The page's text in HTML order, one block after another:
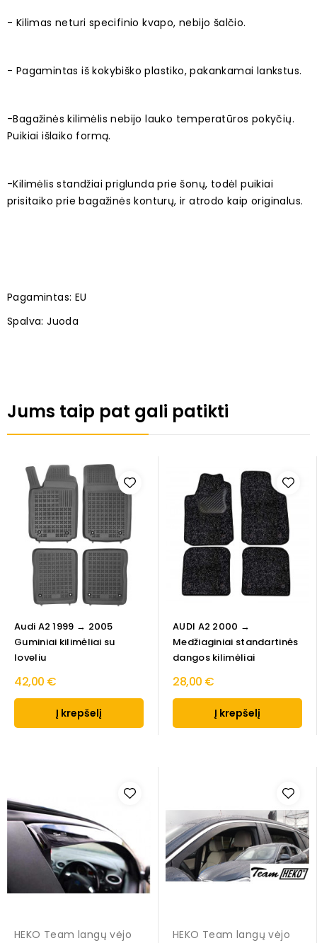
- Kilimas neturi specifinio kvapo, nebijo šalčio.
- Pagamintas iš kokybiško plastiko, pakankamai lankstus.
-Bagažinės kilimėlis nebijo lauko temperatūros pokyčių.
Puikiai išlaiko formą.
-Kilimėlis standžiai priglunda prie šonų, todėl puikiai
prisitaiko prie bagažinės konturų, ir atrodo kaip originalus.
Pagamintas: EU
Spalva: Juoda
Jums taip pat gali patikti
Audi A2 1999 → 2005
Guminiai kilimėliai su
loveliu
42,00 €
Į krepšelį
AUDI A2 2000 →
Medžiaginiai standartinės
dangos kilimėliai
28,00 €
Į krepšelį
HEKO Team langų vėjo
HEKO Team langų vėjo